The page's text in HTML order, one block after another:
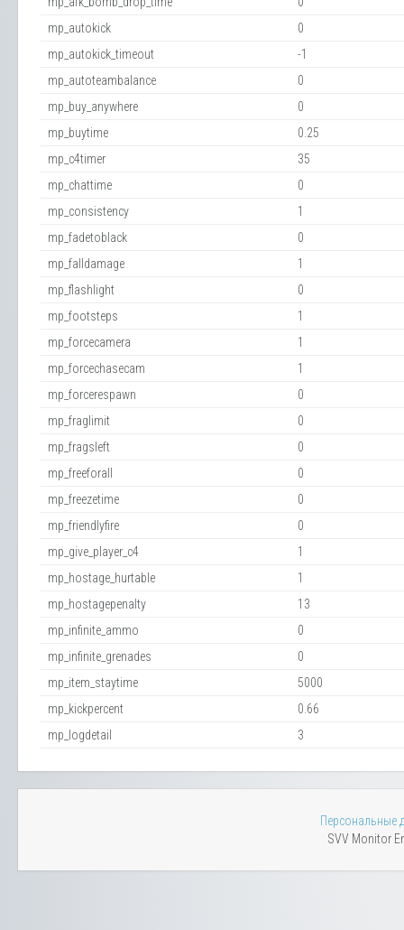
mp_autokick
0
mp_autokick_timeout
-1
mp_autoteambalance
0
mp_buy_anywhere
0
mp_buytime
0.25
mp_c4timer
35
mp_chattime
0
mp_consistency
1
mp_fadetoblack
0
mp_falldamage
1
mp_flashlight
0
mp_footsteps
1
mp_forcecamera
1
mp_forcechasecam
1
mp_forcerespawn
0
mp_fraglimit
0
mp_fragsleft
0
mp_freeforall
0
mp_freezetime
0
mp_friendlyfire
0
mp_give_player_c4
1
mp_hostage_hurtable
1
mp_hostagepenalty
13
mp_infinite_ammo
0
mp_infinite_grenades
0
mp_item_staytime
5000
mp_kickpercent
0.66
mp_logdetail
3
Персональные
SVV Monitor